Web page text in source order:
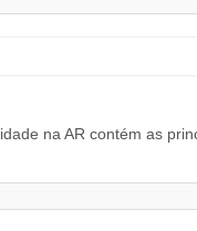
na AR contém as